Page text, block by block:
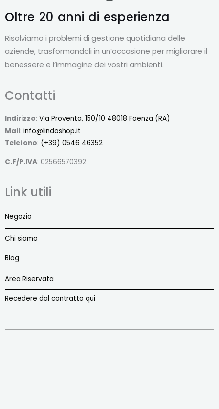
e
b
o
k
-
Oltre 20 anni di esperienza
Risolviamo i problemi di gestione quotidiana delle
aziende, trasformandoli in un’occasione per migliorare il
benessere e l’immagine dei vostri ambienti.
Contatti
Indirizzo: Via Proventa, 150/10 48018 Faenza (RA)
Mail: info@lindoshop.it
Telefono: (+39) 0546 46352
C.F/P.IVA: 02566570392
Link utili
Negozio
Chi siamo
Blog
Area Riservata
Recedere dal contratto qui